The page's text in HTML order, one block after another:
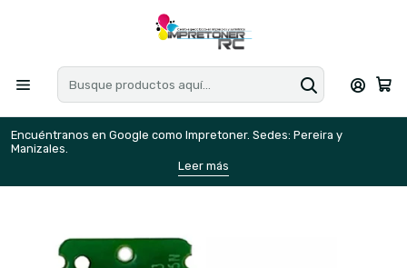
Encuéntranos en Google como Impretoner. Sedes: Pereira y
Manizales.
Leer más